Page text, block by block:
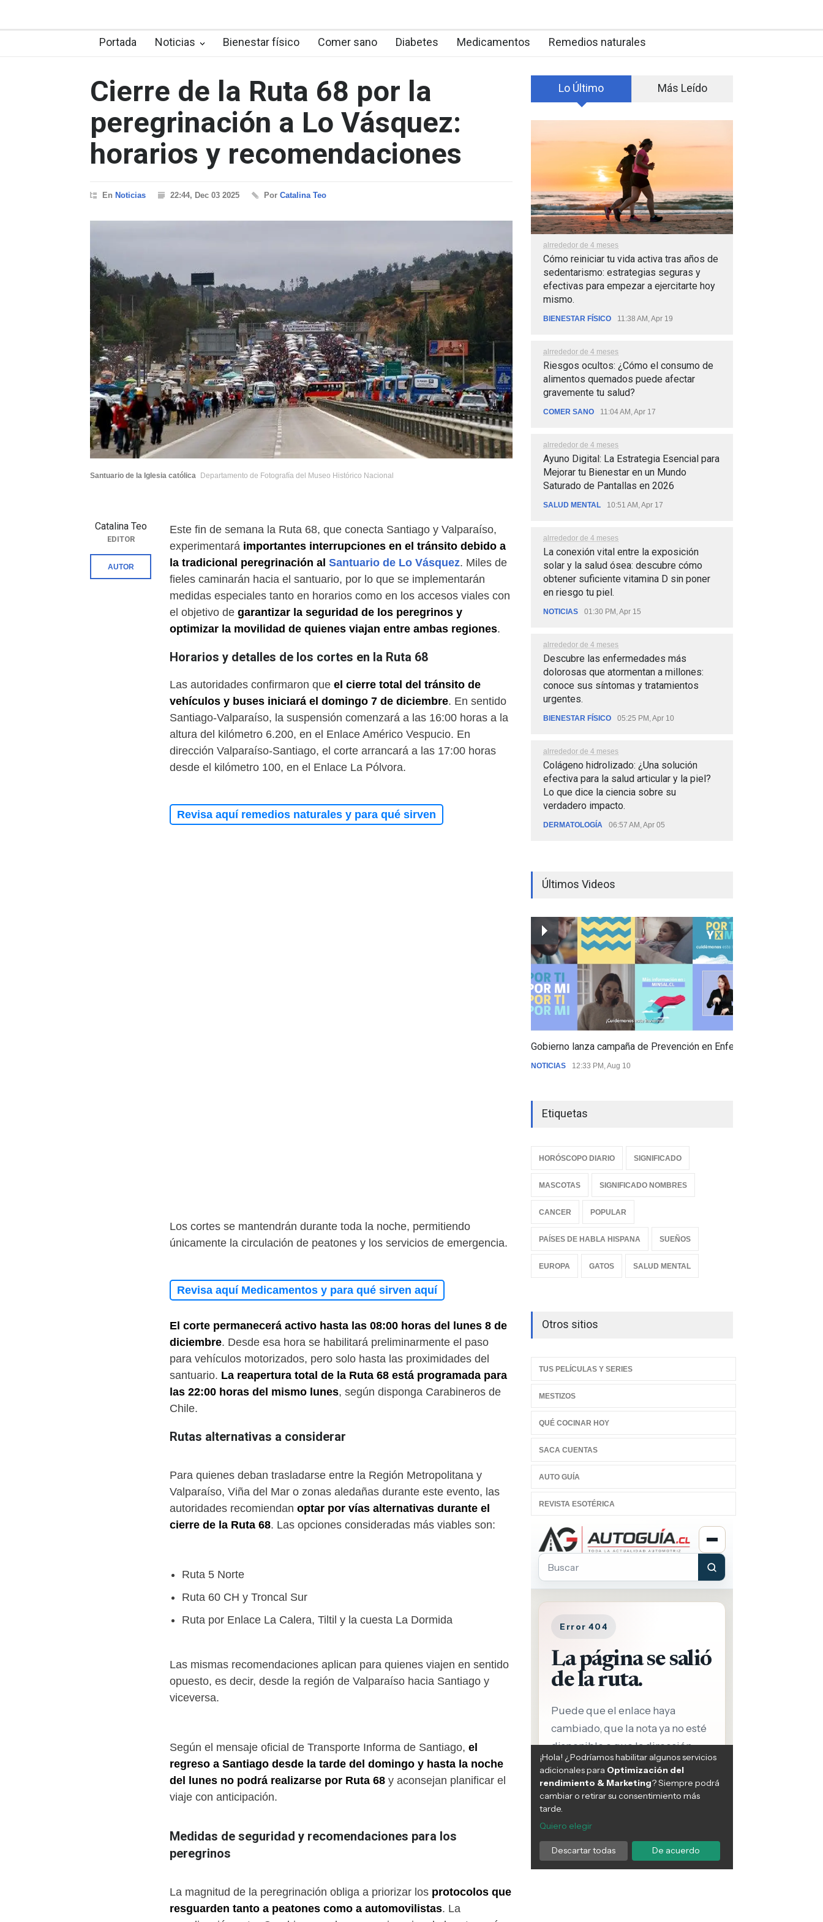
Portada Noticias Bienestar físico Comer sano Diabetes Medicamentos Remedios naturales
Cierre de la Ruta 68 por la
peregrinación a Lo Vásquez:
horarios y recomendaciones
En Noticias 22:44, Dec 03 2025 Por Catalina Teo
Santuario de la Iglesia católica Departamento de Fotografía del Museo Histórico Nacional
Este fin de semana la Ruta 68, que conecta Santiago y Valparaíso,
experimentará importantes interrupciones en el tránsito debido a
la tradicional peregrinación al Santuario de Lo Vásquez. Miles de
fieles caminarán hacia el santuario, por lo que se implementarán
medidas especiales tanto en horarios como en los accesos viales con
el objetivo de garantizar la seguridad de los peregrinos y
optimizar la movilidad de quienes viajan entre ambas regiones.
Horarios y detalles de los cortes en la Ruta 68
Las autoridades confirmaron que el cierre total del tránsito de
vehículos y buses iniciará el domingo 7 de diciembre. En sentido
Santiago-Valparaíso, la suspensión comenzará a las 16:00 horas a la
altura del kilómetro 6.200, en el Enlace Américo Vespucio. En
dirección Valparaíso-Santiago, el corte arrancará a las 17:00 horas
desde el kilómetro 100, en el Enlace La Pólvora.
Revisa aquí remedios naturales y para qué sirven
Los cortes se mantendrán durante toda la noche, permitiendo
únicamente la circulación de peatones y los servicios de emergencia.
Revisa aquí Medicamentos y para qué sirven aquí
El corte permanecerá activo hasta las 08:00 horas del lunes 8 de
diciembre. Desde esa hora se habilitará preliminarmente el paso
para vehículos motorizados, pero solo hasta las proximidades del
santuario. La reapertura total de la Ruta 68 está programada para
las 22:00 horas del mismo lunes, según disponga Carabineros de
Chile.
Rutas alternativas a considerar
Para quienes deban trasladarse entre la Región Metropolitana y
Valparaíso, Viña del Mar o zonas aledañas durante este evento, las
autoridades recomiendan optar por vías alternativas durante el
cierre de la Ruta 68. Las opciones consideradas más viables son:
Ruta 5 Norte
Ruta 60 CH y Troncal Sur
Ruta por Enlace La Calera, Tiltil y la cuesta La Dormida
Las mismas recomendaciones aplican para quienes viajen en sentido
opuesto, es decir, desde la región de Valparaíso hacia Santiago y
viceversa.
Según el mensaje oficial de Transporte Informa de Santiago, el
regreso a Santiago desde la tarde del domingo y hasta la noche
del lunes no podrá realizarse por Ruta 68 y aconsejan planificar el
viaje con anticipación.
Medidas de seguridad y recomendaciones para los
peregrinos
La magnitud de la peregrinación obliga a priorizar los protocolos que
resguarden tanto a peatones como a automovilistas. La
Catalina Teo
EDITOR
AUTOR
Lo Último Más Leído
alrrededor de 4 meses
Cómo reiniciar tu vida activa tras años de
sedentarismo: estrategias seguras y
efectivas para empezar a ejercitarte hoy
mismo.
BIENESTAR FÍSICO 11:38 AM, Apr 19
alrrededor de 4 meses
Riesgos ocultos: ¿Cómo el consumo de
alimentos quemados puede afectar
gravemente tu salud?
COMER SANO 11:04 AM, Apr 17
alrrededor de 4 meses
Ayuno Digital: La Estrategia Esencial para
Mejorar tu Bienestar en un Mundo
Saturado de Pantallas en 2026
SALUD MENTAL 10:51 AM, Apr 17
alrrededor de 4 meses
La conexión vital entre la exposición
solar y la salud ósea: descubre cómo
obtener suficiente vitamina D sin poner
en riesgo tu piel.
NOTICIAS 01:30 PM, Apr 15
alrrededor de 4 meses
Descubre las enfermedades más
dolorosas que atormentan a millones:
conoce sus síntomas y tratamientos
urgentes.
BIENESTAR FÍSICO 05:25 PM, Apr 10
alrrededor de 4 meses
Colágeno hidrolizado: ¿Una solución
efectiva para la salud articular y la piel?
Lo que dice la ciencia sobre su
verdadero impacto.
DERMATOLOGÍA 06:57 AM, Apr 05
Últimos Videos
Gobierno lanza campaña de Prevención en Enfermedades
NOTICIAS 12:33 PM, Aug 10
Etiquetas
HORÓSCOPO DIARIO SIGNIFICADO
MASCOTAS SIGNIFICADO NOMBRES
CANCER POPULAR
PAÍSES DE HABLA HISPANA SUEÑOS
EUROPA GATOS SALUD MENTAL
Otros sitios
TUS PELÍCULAS Y SERIES
MESTIZOS
QUÉ COCINAR HOY
SACA CUENTAS
AUTO GUÍA
REVISTA ESOTÉRICA